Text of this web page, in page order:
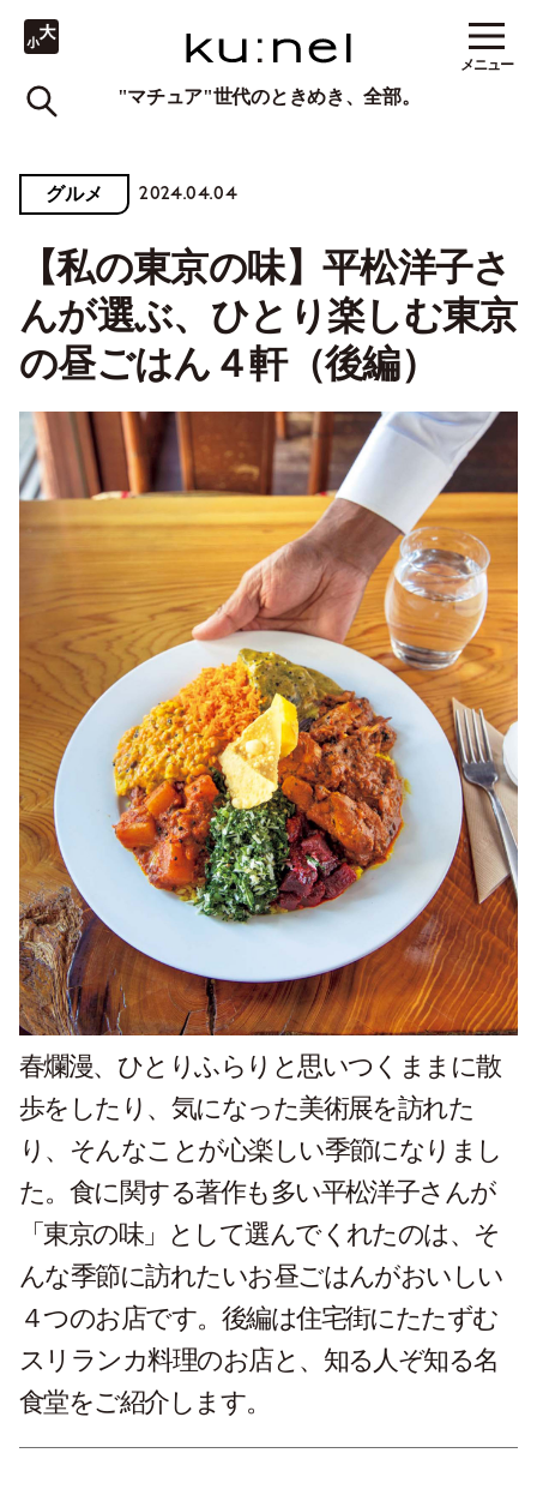
"マチュア"世代のときめき、全部。
メニュー
グルメ 2024.04.04
【私の東京の味】平松洋子さ
んが選ぶ、ひとり楽しむ東京
の昼ごはん４軒（後編）
春爛漫、ひとりふらりと思いつくままに散
歩をしたり、気になった美術展を訪れた
り、そんなことが心楽しい季節になりまし
た。食に関する著作も多い平松洋子さんが
「東京の味」として選んでくれたのは、そ
んな季節に訪れたいお昼ごはんがおいしい
４つのお店です。後編は住宅街にたたずむ
スリランカ料理のお店と、知る人ぞ知る名
食堂をご紹介します。